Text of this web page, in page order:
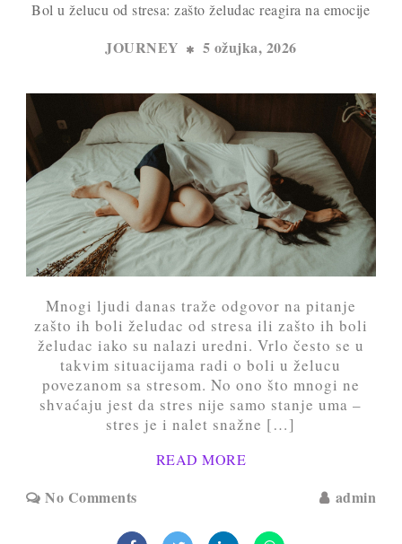
Bol u želucu od stresa: zašto želudac reagira na emocije
JOURNEY 5 ožujka, 2026
Mnogi ljudi danas traže odgovor na pitanje
zašto ih boli želudac od stresa ili zašto ih boli
želudac iako su nalazi uredni. Vrlo često se u
takvim situacijama radi o boli u želucu
povezanom sa stresom. No ono što mnogi ne
shvaćaju jest da stres nije samo stanje uma –
stres je i nalet snažne […]
READ MORE
No Comments admin